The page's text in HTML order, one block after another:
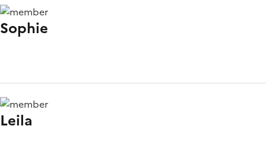
Sophie
Leila